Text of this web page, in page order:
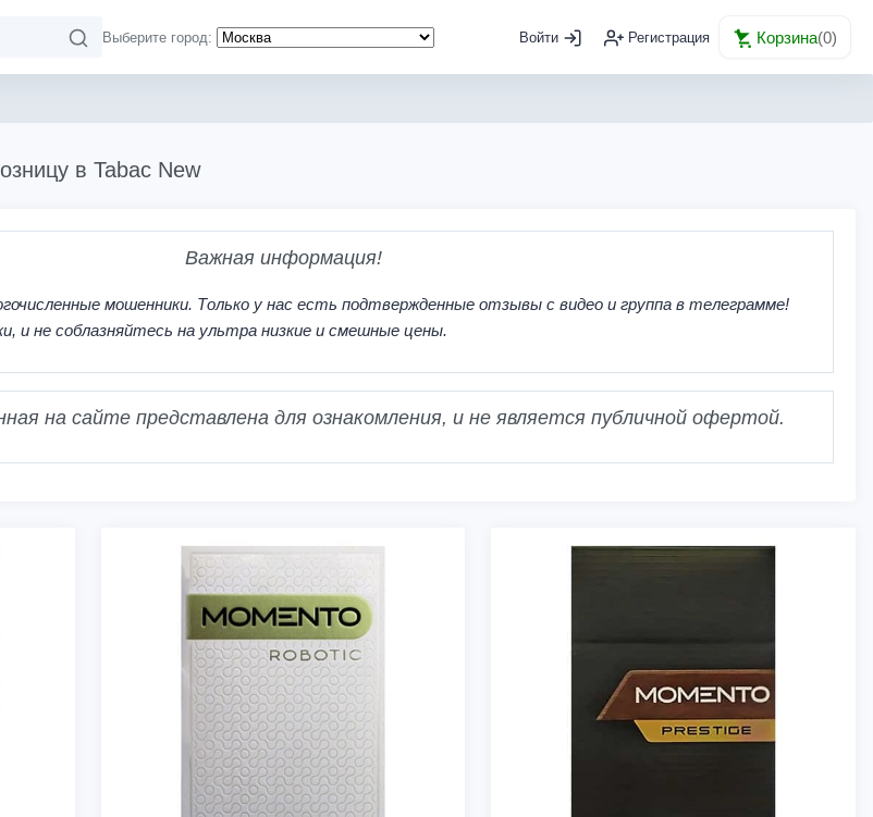
Выберите город: Войти Регистрация Корзина(0)
в Tabac New
Важная информация!
мошенники. Только у нас есть подтвержденные отзывы с видео и группа в телеграмме!
и не соблазняйтесь на ультра низкие и смешные цены.
на сайте представлена для ознакомления, и не является публичной офертой.